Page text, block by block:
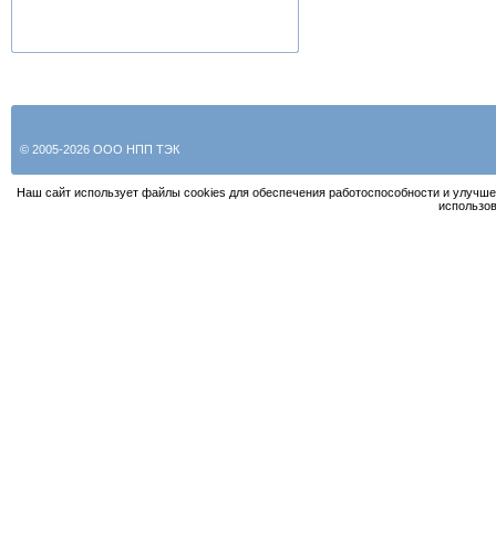
© 2005-2026 ООО НПП ТЭК
Наш сайт использует файлы cookies для обеспечения работоспособности и